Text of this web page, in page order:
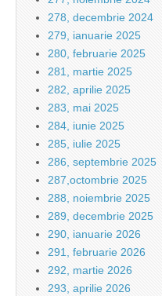
278, decembrie 2024
279, ianuarie 2025
280, februarie 2025
281, martie 2025
282, aprilie 2025
283, mai 2025
284, iunie 2025
285, iulie 2025
286, septembrie 2025
287,octombrie 2025
288, noiembrie 2025
289, decembrie 2025
290, ianuarie 2026
291, februarie 2026
292, martie 2026
293, aprilie 2026